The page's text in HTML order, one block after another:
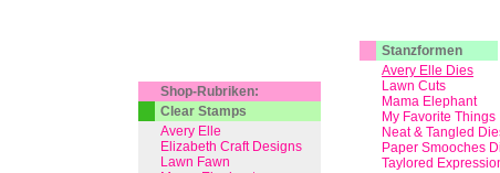
Stanzformen
Avery Elle Dies
Lawn Cuts
Mama Elephant
My Favorite Things
Neat & Tangled
Paper Smooches
Taylored
Shop-Rubriken:
Clear Stamps
Avery Elle
Elizabeth Craft Designs
Lawn Fawn